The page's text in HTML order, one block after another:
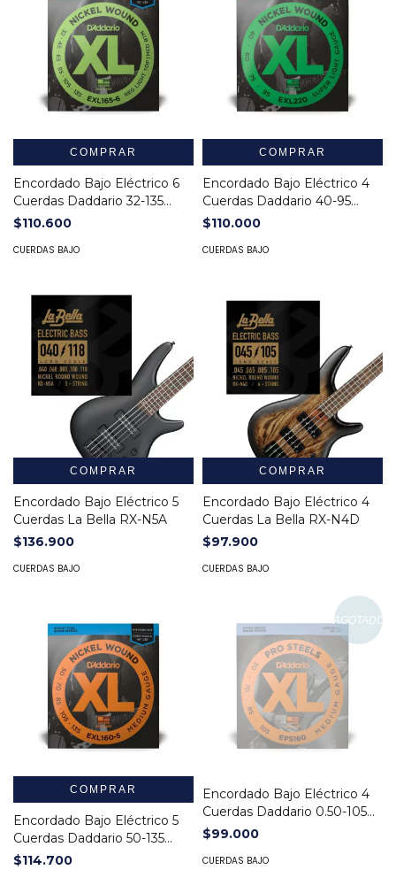
COMPRAR
Encordado Bajo Eléctrico 6
Cuerdas Daddario 32-135
EXL165-6
$110.600
CUERDAS BAJO
COMPRAR
Encordado Bajo Eléctrico 4
Cuerdas Daddario 40-95
EXL220
$110.000
CUERDAS BAJO
COMPRAR
Encordado Bajo Eléctrico 5
Cuerdas La Bella RX-N5A
$136.900
CUERDAS BAJO
COMPRAR
Encordado Bajo Eléctrico 4
Cuerdas La Bella RX-N4D
$97.900
CUERDAS BAJO
COMPRAR
Encordado Bajo Eléctrico 5
Cuerdas Daddario 50-135
EXL160-5
$114.700
AGOTADO
Encordado Bajo Eléctrico 4
Cuerdas Daddario 0.50-105
EPS160
$99.000
CUERDAS BAJO